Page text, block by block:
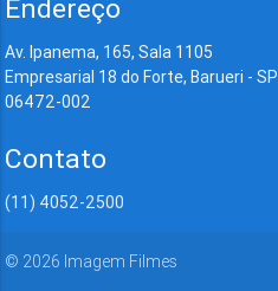
Endereço
Av. Ipanema, 165, Sala 1105
Empresarial 18 do Forte, Barueri - SP
06472-002
Contato
(11) 4052-2500
© 2026 Imagem Filmes